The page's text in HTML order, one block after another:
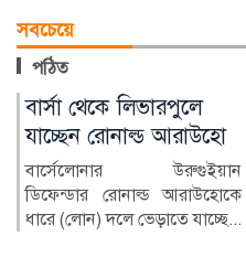
সবচেয়ে
পঠিত
চিকিৎসক নিরাপদ
থাকলেই বদলাবে
স্বাস্থ্যসেবার চিত্র
বাংলাদেশের স্বাস্থ্য খাতে গত
কয়েক দশকে উল্লেখযোগ্য